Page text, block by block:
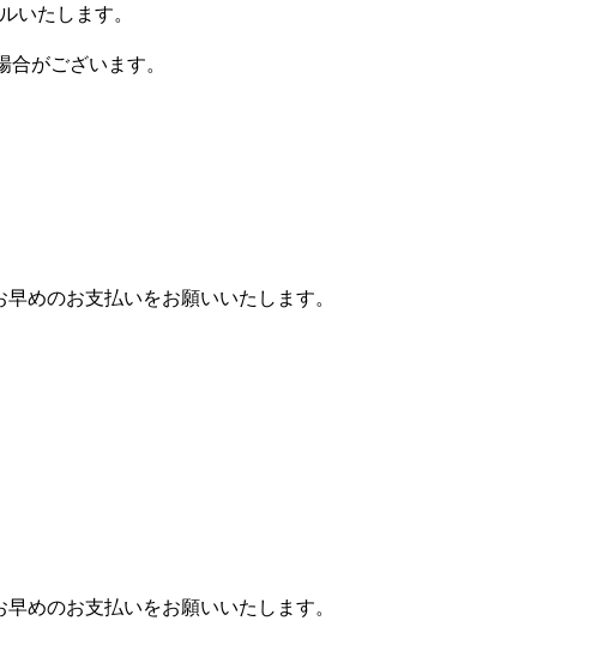
いたします。
がございます。
めのお支払いをお願いいたします。
めのお支払いをお願いいたします。